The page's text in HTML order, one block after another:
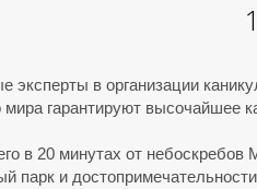
эксперты в организации
гарантируют
в 20 минутах от
парк и